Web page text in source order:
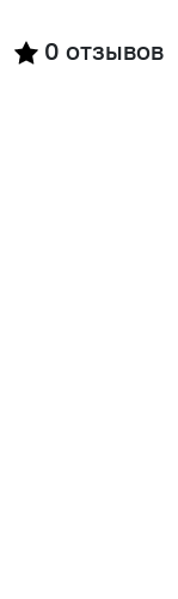
0 отзывов